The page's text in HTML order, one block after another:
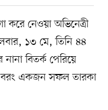
করে নেওয়া অভিনেত্রী
১৩ মে, তিনি ৪৪
বিতর্ক পেরিয়ে
একজন সফল তারকা